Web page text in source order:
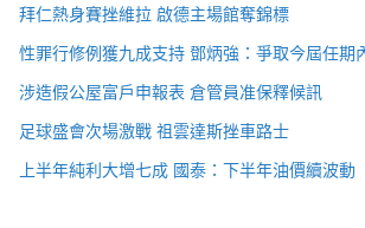
拜仁熱身賽挫維拉 啟德主場館奪錦標
性罪行修例獲九成支持 鄧炳強：爭取今屆任期
涉造假公屋富戶申報表 倉管員准保釋候訊
足球盛會次場激戰 祖雲達斯挫車路士
上半年純利大增七成 國泰：下半年油價續波動